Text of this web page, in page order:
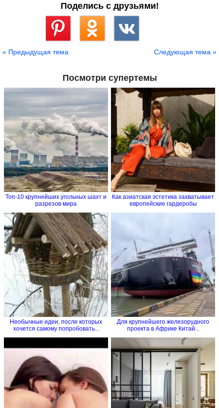
Поделись с друзьями!
« Предыдущая тема Следующая тема »
Посмотри супертемы
Топ-10 крупнейших угольных шахт и
разрезов мира
Как азиатская эстетика захватывает
европейские гардеробы
Необычные идеи, после которых
хочется самому попробовать...
Для крупнейшего железорудного
проекта в Африке Китай...